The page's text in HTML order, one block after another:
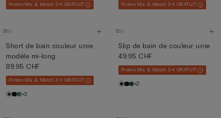
Promo Mix & Match 3+1 GRATUIT Promo Mix & Match 3+1 GRATUIT
Short de bain couleur unie
modèle mi-long
89.95 CHF
Promo Mix & Match 3+1 GRATUIT
+3
Slip de bain de couleur unie
49.95 CHF
Promo Mix & Match 3+1 GRATUIT
+2